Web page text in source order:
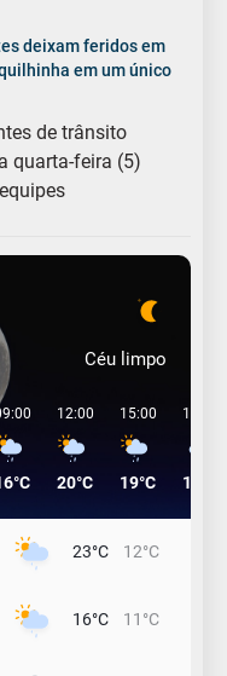
deixam feridos em
em um único
de trânsito
quarta-feira (5)
Céu limpo
12:00
20°C
15:00
19°C
18:00
17°C
23°C 12°C
16°C 11°C